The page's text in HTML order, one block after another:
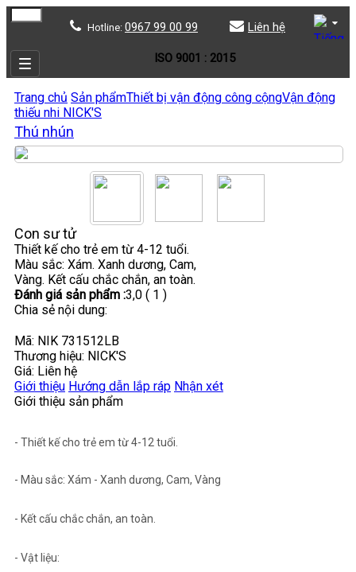
Hotline: 0967 99 00 99 Liên hệ
ISO 9001 : 2015
Trang chủ Sản phẩmThiết bị vận động công cộngVận động
thiếu nhi NICK'S
Thú nhún
Con sư tử
Thiết kế cho trẻ em từ 4-12 tuổi.
Màu sắc: Xám. Xanh dương, Cam,
Vàng. Kết cấu chắc chắn, an toàn.
Đánh giá sản phẩm :3,0 ( 1 )
Chia sẻ nội dung:
Mã: NIK 731512LB
Thương hiệu: NICK'S
Giá: Liên hệ
Giới thiệu Hướng dẫn lắp ráp Nhận xét
Giới thiệu sản phẩm
- Thiết kế cho trẻ em từ 4-12 tuổi.
- Màu sắc: Xám - Xanh dương, Cam, Vàng
- Kết cấu chắc chắn, an toàn.
- Vật liệu: